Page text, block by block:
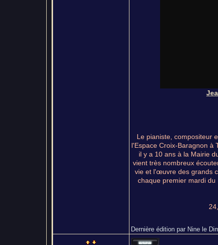
Le pianiste, compositeur
l'Espace Croix-Baragnon à
il y a 10 ans à la Mairie
vient très nombreux
vie et l'œuvre des grands
chaque premier mardi
Dernière édition par Nine le